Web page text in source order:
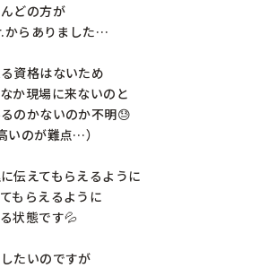
どの方が
からありました…
資格はないため
か現場に来ないのと
のかないのか不明😓
いのが難点…）
伝えてもらえるように
もらえるように
状態です💦
たいのですが